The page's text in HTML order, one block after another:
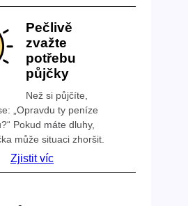
Pečlivě
zvažte
potřebu
půjčky
Než si půjčíte,
„Opravdu ty peníze
Pokud máte dluhy,
může situaci zhoršit.
Zjistit víc